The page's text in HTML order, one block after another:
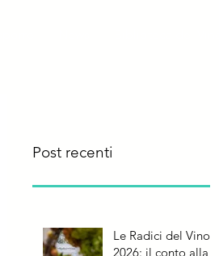
Post recenti
Le Radici del Vino
2026: il conto alla